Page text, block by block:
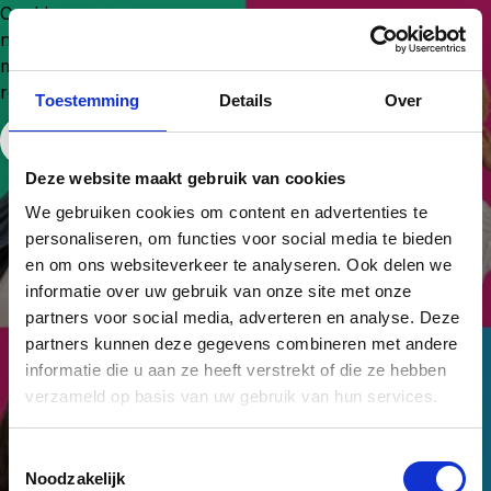
Toestemming Details Over
Deze website maakt gebruik van cookies
We gebruiken cookies om content en advertenties te
personaliseren, om functies voor social media te bieden
en om ons websiteverkeer te analyseren. Ook delen we
informatie over uw gebruik van onze site met onze
partners voor social media, adverteren en analyse. Deze
partners kunnen deze gegevens combineren met andere
informatie die u aan ze heeft verstrekt of die ze hebben
verzameld op basis van uw gebruik van hun services.
Noodzakelijk
Van potentie naar
Could
not
make
request.